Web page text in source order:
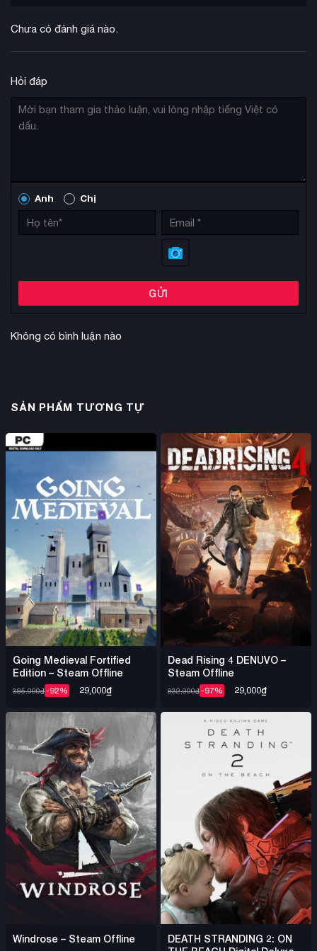
Chưa có đánh giá nào.
Hỏi đáp
Anh Chị
GỬI
Không có bình luận nào
SẢN PHẨM TƯƠNG TỰ
Going Medieval Fortified
Edition – Steam Offline
385,000₫-92% 29,000₫
Dead Rising 4 DENUVO –
Steam Offline
832,000₫-97% 29,000₫
Windrose – Steam Offline
DEATH STRANDING 2: ON